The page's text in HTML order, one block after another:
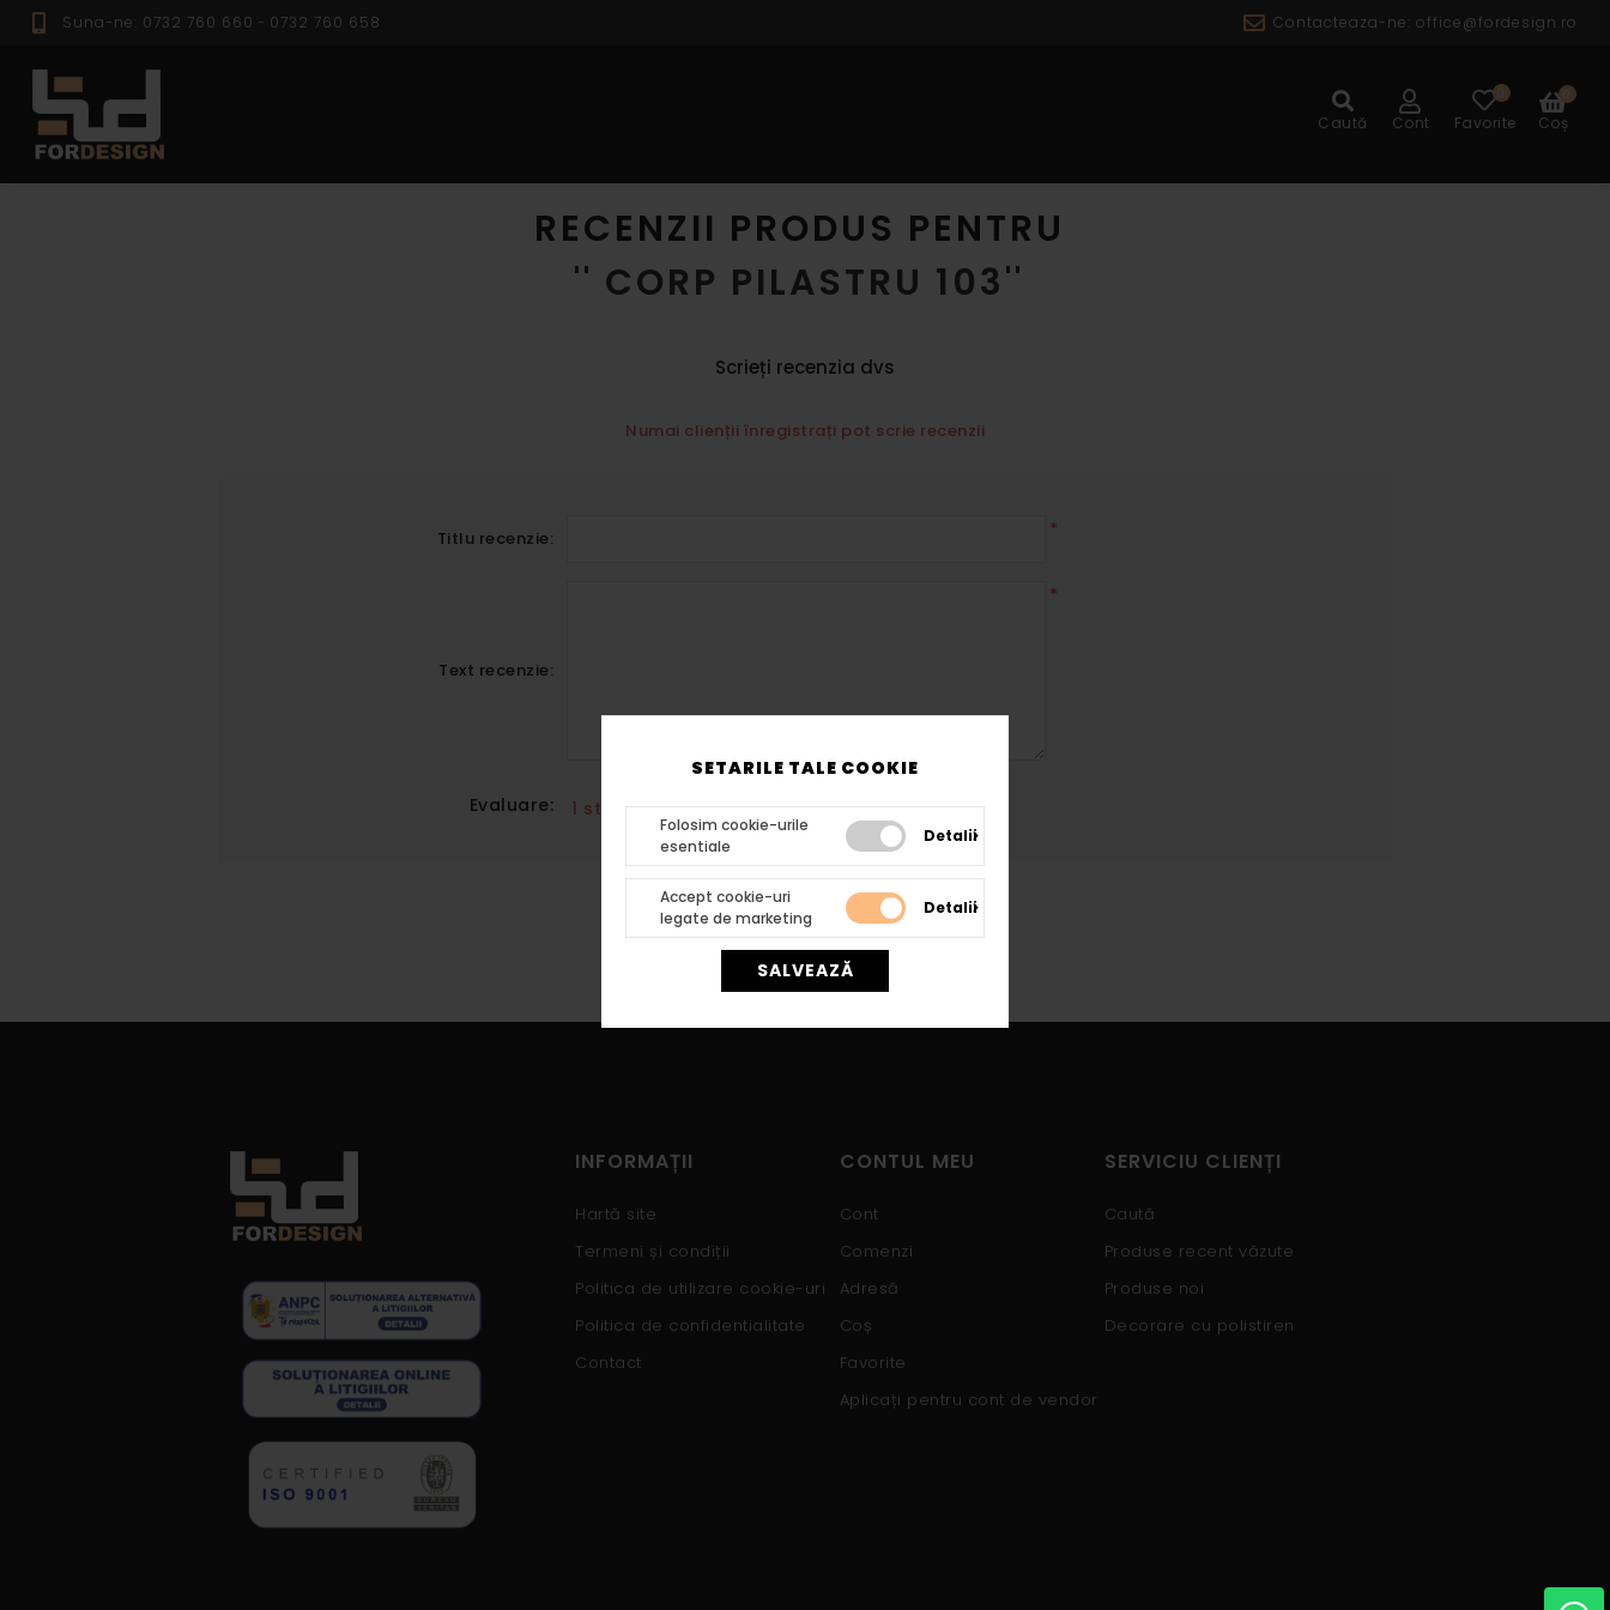
SETARILE TALE COOKIE
Folosim cookie-urile
esentiale
Detalii
Accept cookie-uri
legate de marketing
Detalii
SALVEAZĂ
Suna-ne: 0732 760 660 - 0732 760 658 Contacteaza-ne:office@fordesign.ro
Caută Cont Favorite Coș
RECENZII PRODUS PENTRU
CORP PILASTRU 103
Scrieți recenzia dvs
Numai clienții înregistrați pot scrie recenzii
Titlu recenzie: *
Text recenzie:
*
Evaluare: 1 stea 5 stele
TRIMITE RECENZIA
INFORMAȚII
Hartă site
Termeni și condiții
Politica de utilizare cookie-uri
Politica de confidentialitate
Contact
CONTUL MEU
Cont
Comenzi
Adresă
Coș
Favorite
Aplicați pentru cont de vendor
SERVICIU CLIENȚI
Caută
Produse recent văzute
Produse noi
Decorare cu polistiren